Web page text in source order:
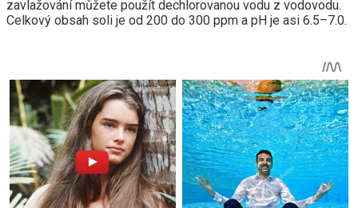
zavlažování můžete použít dechlorovanou vodu z vodovodu.
Celkový obsah soli je od 200 do 300 ppm a pH je asi 6.5–7.0.